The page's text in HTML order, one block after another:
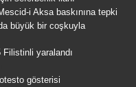
i Aksa baskınına tepki
büyük bir coşkuyla
Filistinli yaralandı
gösterisi